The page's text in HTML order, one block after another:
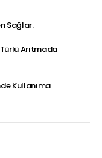
Sağlar.
Arıtmada
Kullanıma